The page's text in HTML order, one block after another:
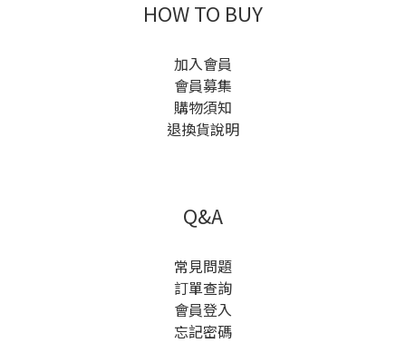
HOW TO BUY
加入會員
會員募集
購物須知
退換貨說明
Q&A
常見問題
訂單查詢
會員登入
忘記密碼